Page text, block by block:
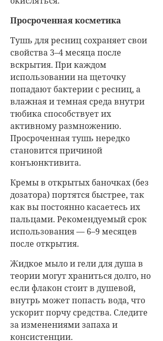
Просроченная косметика
Тушь для ресниц сохраняет свои
свойства 3–4 месяца после
вскрытия. При каждом
использовании на щеточку
попадают бактерии с ресниц, а
влажная и темная среда внутри
тюбика способствует их
активному размножению.
Просроченная тушь нередко
становится причиной
конъюнктивита.
Кремы в открытых баночках (без
дозатора) портятся быстрее, так
как вы постоянно касаетесь их
пальцами. Рекомендуемый срок
использования — 6–9 месяцев
после открытия.
Жидкое мыло и гели для душа в
теории могут храниться долго, но
если флакон стоит в душевой,
внутрь может попасть вода, что
ускорит порчу средства. Следите
за изменениями запаха и
консистенции.